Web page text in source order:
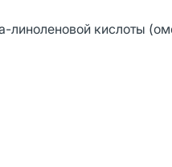
линоленовой кислоты